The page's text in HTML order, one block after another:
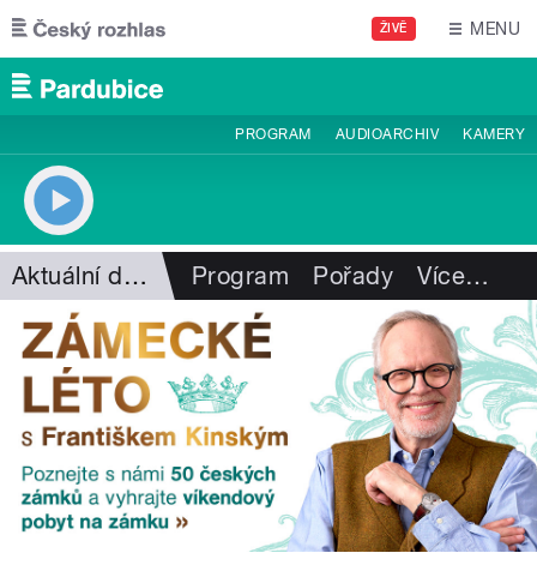
Přejít k hlavnímu obsahu
ŽIVĚ MENU
PROGRAM AUDIOARCHIV KAMERY
Aktuální dění Program Pořady Více…